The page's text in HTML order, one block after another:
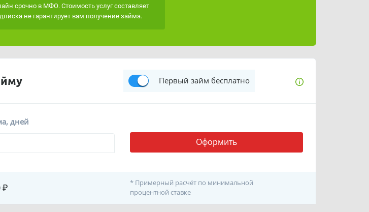
срочно в МФО. Стоимость услуг составляет
не гарантирует вам получение займа.
Первый займ бесплатно
дней
Оформить
₽
* Примерный расчёт по минимальной
процентной ставке